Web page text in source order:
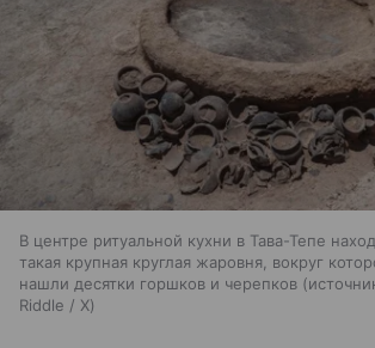
В центре ритуальной кухни в Тава-Тепе
такая крупная круглая жаровня, вокруг
нашли десятки горшков и черепков
Riddle / X